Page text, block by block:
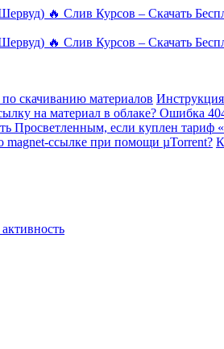
скачиванию материалов
на материал в облаке? Ошибка
Просветленным, если куплен тариф
magnet-ссылке при помощи µTorrent?